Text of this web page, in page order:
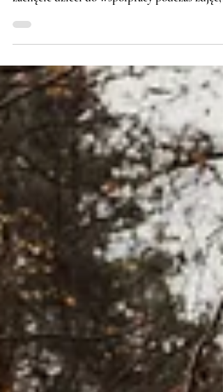
przedmiotów, kolorystyki, gier i zabaw, by
zachęcić dzieci do współpracy podczas zdjęć,...